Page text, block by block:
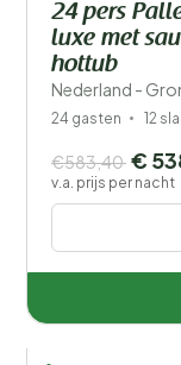
24 pers
luxe met
hottub
Nederland -
24 gasten 12
€583,40 €
v.a. prijs per nacht